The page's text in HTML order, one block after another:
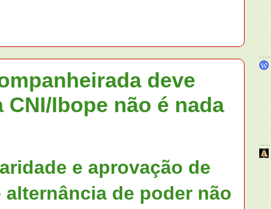
deve
Ibope não é nada
e aprovação de
de poder não